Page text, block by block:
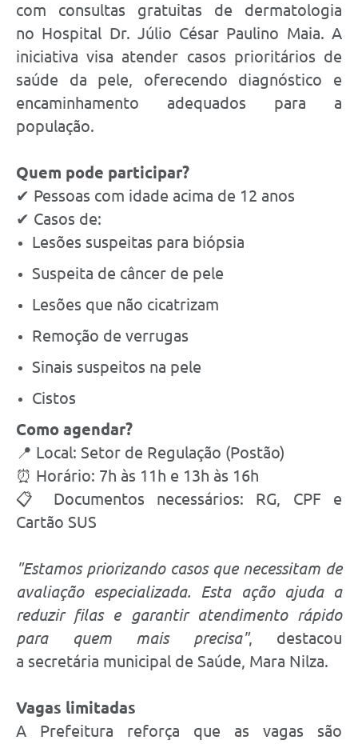
com consultas gratuitas de dermatologia
no Hospital Dr. Júlio César Paulino Maia. A
iniciativa visa atender casos prioritários de
saúde da pele, oferecendo diagnóstico e
encaminhamento adequados para a
população.
Quem pode participar?
✔ Pessoas com idade acima de 12 anos
✔ Casos de:
Lesões suspeitas para biópsia
Suspeita de câncer de pele
Lesões que não cicatrizam
Remoção de verrugas
Sinais suspeitos na pele
Cistos
Como agendar?
📍 Local: Setor de Regulação (Postão)
⏰ Horário: 7h às 11h e 13h às 16h
📋 Documentos necessários: RG, CPF e
Cartão SUS
"Estamos priorizando casos que necessitam de
avaliação especializada. Esta ação ajuda a
reduzir filas e garantir atendimento rápido
para quem mais precisa", destacou
a secretária municipal de Saúde, Mara Nilza.
Vagas limitadas
A Prefeitura reforça que as vagas são